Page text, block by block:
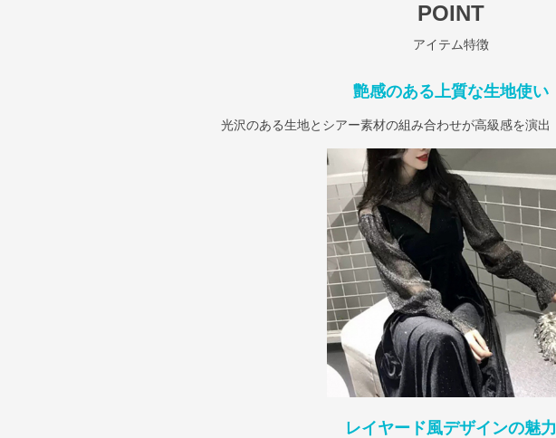
POINT
アイテム特徴
艶感のある上質な生地使い
光沢のある生地とシアー素材の組み合わせが高級感を演出
レイヤード風デザインの魅力